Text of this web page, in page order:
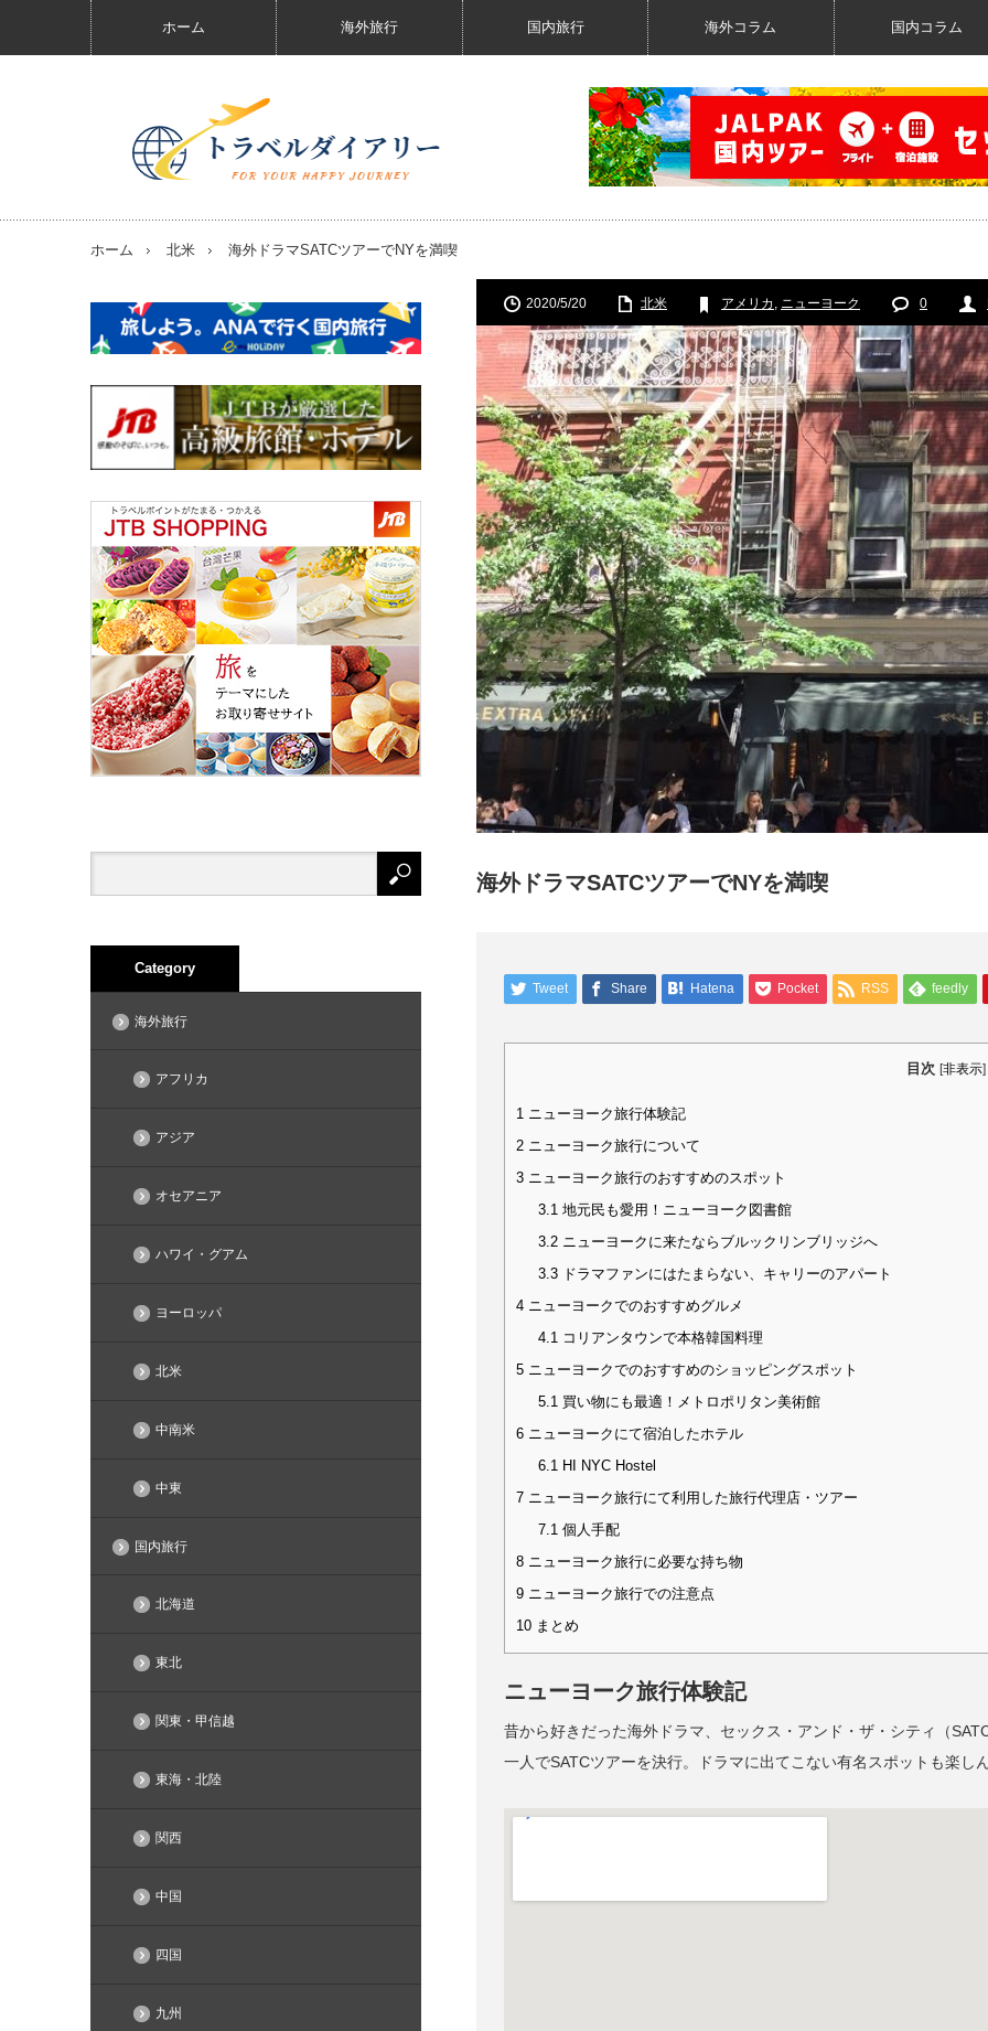
ホーム 海外旅行 国内旅行 海外コラム 国内コラム
ホーム 北米 海外ドラマSATCツアーでNYを満喫
2020/5/20 北米 アメリカ , ニューヨーク 0
海外ドラマSATCツアーでNYを満喫
Tweet Share Hatena Pocket RSS feedly
目次 [非表示]
1 ニューヨーク旅行体験記
2 ニューヨーク旅行について
3 ニューヨーク旅行のおすすめのスポット
3.1地元民も愛用！ニューヨーク図書館
3.2ニューヨークに来たならブルックリンブリッジへ
3.3ドラマファンにはたまらない、キャリーのアパート
4 ニューヨークでのおすすめグルメ
4.1コリアンタウンで本格韓国料理
5 ニューヨークでのおすすめのショッピングスポット
5.1買い物にも最適！メトロポリタン美術館
6 ニューヨークにて宿泊したホテル
6.1HI NYC Hostel
7 ニューヨーク旅行にて利用した旅行代理店・ツアー
7.1個人手配
8 ニューヨーク旅行に必要な持ち物
9 ニューヨーク旅行での注意点
10 まとめ
ニューヨーク旅行体験記
昔から好きだった海外ドラマ、セックス・アンド・ザ・シティ（
一人でSATCツアーを決行。ドラマに出てこない有名スポットも楽し
Category
海外旅行
アフリカ
アジア
オセアニア
ハワイ・グアム
ヨーロッパ
北米
中南米
中東
国内旅行
北海道
東北
関東・甲信越
東海・北陸
関西
中国
四国
九州